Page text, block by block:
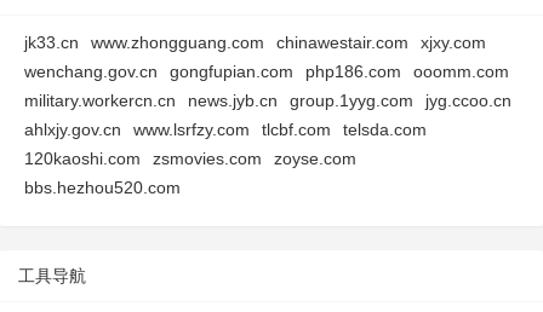
jk33.cn www.zhongguang.com chinawestair.com
xjxy.com
wenchang.gov.cn
gongfupian.com php186.com
ooomm.com
military.workercn.cn
news.jyb.cn group.1yyg.com
jyg.ccoo.cn
ahlxjy.gov.cn
www.lsrfzy.com tlcbf.com
telsda.com
120kaoshi.com
zsmovies.com
zoyse.com
bbs.hezhou520.com
工具导航